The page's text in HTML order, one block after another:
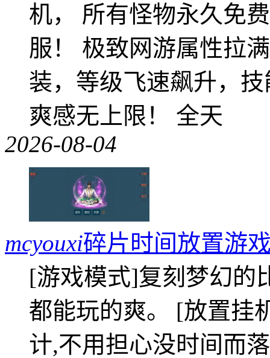
机， 所有怪物永久免
服！ 极致网游属性拉
装，等级飞速飙升，
爽感无上限！ 全天
2026-08-04
mcyouxi碎片时间放置游
[游戏模式]复刻梦幻的
都能玩的爽。 [放置挂
计,不用担心没时间而